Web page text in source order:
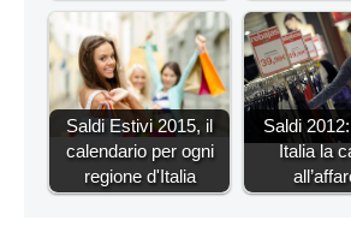
Saldi Estivi 2015, il
calendario per ogni
regione d'Italia
Saldi
Italia la